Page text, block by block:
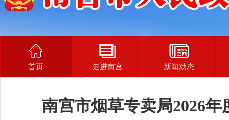
首页 走进南宫 新闻动态
南宫市烟草专卖局2026